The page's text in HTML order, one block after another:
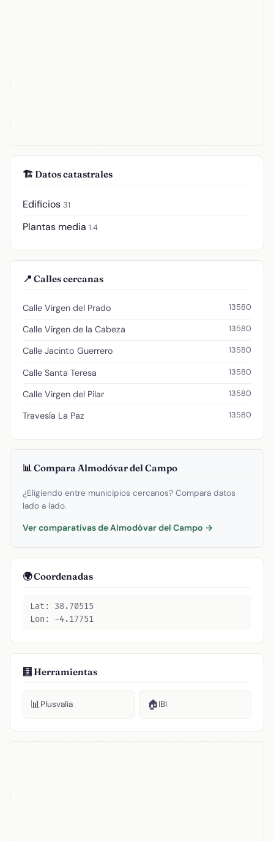
🏗️ Datos catastrales
Edificios 31
Plantas media 1.4
📍 Calles cercanas
Calle Virgen del Prado 13580
Calle Virgen de la Cabeza 13580
Calle Jacinto Guerrero 13580
Calle Santa Teresa 13580
Calle Virgen del Pilar 13580
Travesía La Paz 13580
📊 Compara Almodóvar del Campo
¿Eligiendo entre municipios cercanos? Compara datos
lado a lado.
Ver comparativas de Almodóvar del Campo →
🌍 Coordenadas
Lat: 38.70515
Lon: -4.17751
🧮 Herramientas
📊Plusvalía 🏠IBI